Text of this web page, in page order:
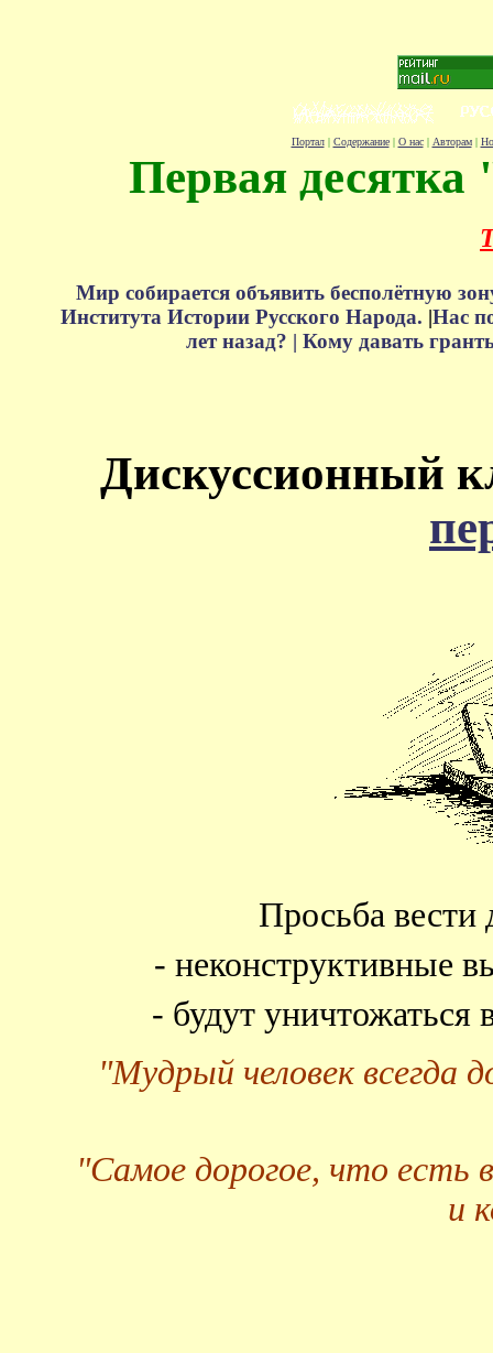
Портал| Содержание| О нас| Авторам|
Первая десятка
Мир собирается объявить бесполётную
Института Истории Русского Народа. |Нас
лет назад? | Кому давать
Дискуссионный
Просьба вести
- неконструктивные
- будут
"Мудрый человек всегда
"Самое дорогое, что есть
и